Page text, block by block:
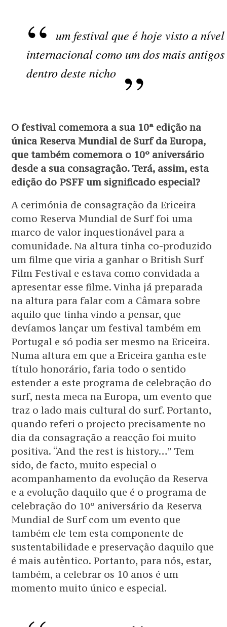
um festival que é hoje visto a nível
internacional como um dos mais antigos
dentro deste nicho
O festival comemora a sua 10ª edição na
única Reserva Mundial de Surf da Europa,
que também comemora o 10º aniversário
desde a sua consagração. Terá, assim, esta
edição do PSFF um significado especial?
A cerimónia de consagração da Ericeira
como Reserva Mundial de Surf foi uma
marco de valor inquestionável para a
comunidade. Na altura tinha co-produzido
um filme que viria a ganhar o British Surf
Film Festival e estava como convidada a
apresentar esse filme. Vinha já preparada
na altura para falar com a Câmara sobre
aquilo que tinha vindo a pensar, que
devíamos lançar um festival também em
Portugal e só podia ser mesmo na Ericeira.
Numa altura em que a Ericeira ganha este
título honorário, faria todo o sentido
estender a este programa de celebração do
surf, nesta meca na Europa, um evento que
traz o lado mais cultural do surf. Portanto,
quando referi o projecto precisamente no
dia da consagração a reacção foi muito
positiva. “And the rest is history…” Tem
sido, de facto, muito especial o
acompanhamento da evolução da Reserva
e a evolução daquilo que é o programa de
celebração do 10º aniversário da Reserva
Mundial de Surf com um evento que
também ele tem esta componente de
sustentabilidade e preservação daquilo que
é mais autêntico. Portanto, para nós, estar,
também, a celebrar os 10 anos é um
momento muito único e especial.